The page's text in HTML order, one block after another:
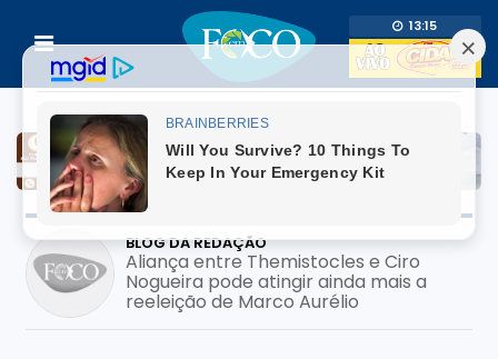
13:15
BLOG DA REDAÇÃO
Aliança entre Themistocles e Ciro
Nogueira pode atingir ainda mais a
reeleição de Marco Aurélio